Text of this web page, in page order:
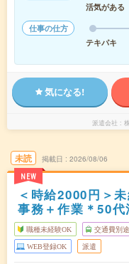
活気がある
仕事の仕方
テキパキ
気になる!
派遣会社
未読
NEW
掲載日 2026/08/06
＜時給2000円＞
事務＋作業＊50
職種未経験OK 交通費別
WEB登録OK 派遣